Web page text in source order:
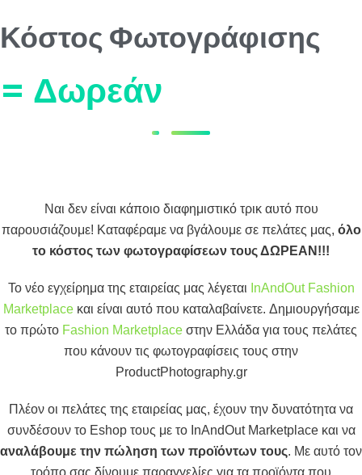
Κόστος Φωτογράφισης
= Δωρεάν
Ναι δεν είναι κάποιο διαφημιστικό τρικ αυτό που
παρουσιάζουμε! Καταφέραμε να βγάλουμε σε πελάτες μας, όλο
το κόστος των φωτογραφίσεων τους ΔΩΡΕΑΝ!!!
Το νέο εγχείρημα της εταιρείας μας λέγεται InAndOut Fashion
Marketplaceκαι είναι αυτό που καταλαβαίνετε. Δημιουργήσαμε
το πρώτο Fashion Marketplace στην Ελλάδα για τους πελάτες
που κάνουν τις φωτογραφίσεις τους στην
ProductPhotography.gr
Πλέον οι πελάτες της εταιρείας μας, έχουν την δυνατότητα να
συνδέσουν το Eshop τους με το InAndOut Marketplace και να
αναλάβουμε την πώληση των προϊόντων τους. Με αυτό τον
τρόπο σας δίνουμε παραγγελίες για τα προϊόντα που